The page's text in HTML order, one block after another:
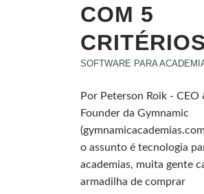
COM 5
SOFTWARE PARA
Por Peterson Roik - CEO
Founder da Gymnamic
o assunto é tecnologia
academias, muita gente
armadilha de comprar